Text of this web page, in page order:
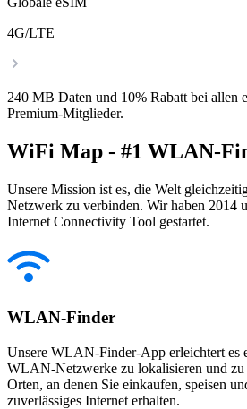
4G/LTE
240 MB Daten und 10% Rabatt bei allen
Premium-Mitglieder.
WiFi Map - #1 WLAN-
Unsere Mission ist es, die Welt
Netzwerk zu verbinden. Wir haben 2014
Internet Connectivity Tool gestartet.
WLAN-Finder
Unsere WLAN-Finder-App erleichtert es
WLAN-Netzwerke zu lokalisieren und zu
Orten, an denen Sie einkaufen, speisen
zuverlässiges Internet erhalten.